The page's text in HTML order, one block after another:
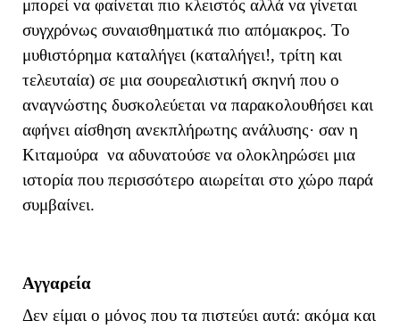
μπορεί να φαίνεται πιο κλειστός αλλά να γίνεται
συγχρόνως συναισθηματικά πιο απόμακρος. Το
μυθιστόρημα καταλήγει (καταλήγει!, τρίτη και
τελευταία) σε μια σουρεαλιστική σκηνή που ο
αναγνώστης δυσκολεύεται να παρακολουθήσει και
αφήνει αίσθηση ανεκπλήρωτης ανάλυσης· σαν η
Κιταμούρα να αδυνατούσε να ολοκληρώσει μια
ιστορία που περισσότερο αιωρείται στο χώρο παρά
συμβαίνει.
Αγγαρεία
Δεν είμαι ο μόνος που τα πιστεύει αυτά: ακόμα και